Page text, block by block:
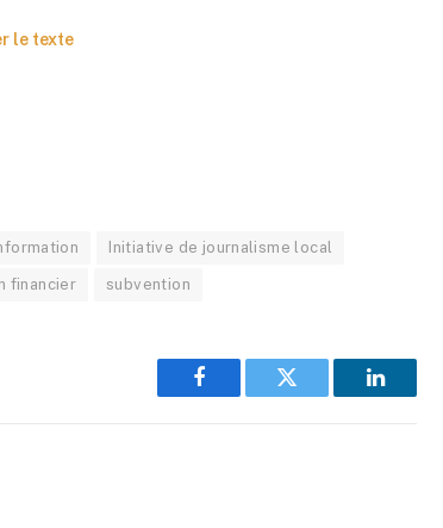
le texte
Initiative de journalisme local
financier subvention
Facebook Twitter LinkedIn